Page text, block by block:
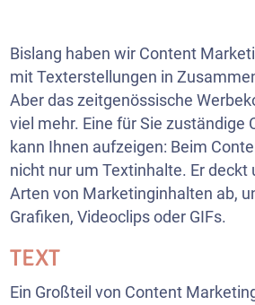
Bislang haben wir Content
mit Texterstellungen in
Aber das zeitgenössische
viel mehr. Eine für Sie zuständige
kann Ihnen aufzeigen: Beim
nicht nur um Textinhalte. Er deckt
Arten von Marketinginhalten ab,
Grafiken, Videoclips oder GIFs.
TEXT
Ein Großteil von Content